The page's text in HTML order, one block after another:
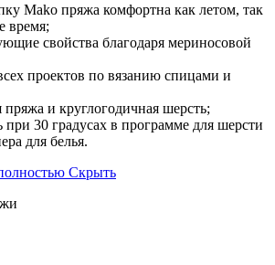
Mako пряжа комфортна как летом, так
время;
свойства благодаря мериносовой
проектов по вязанию спицами и
пряжа и круглогодичная шерсть;
при 30 градусах в программе для шерсти
для белья.
Скрыть